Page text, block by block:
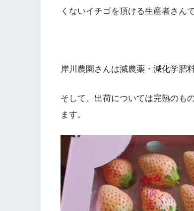
くないイチゴを頂ける生産者さんで
岸川農園さんは減農薬・減化学肥
そして、出荷については完熟のも
ます。